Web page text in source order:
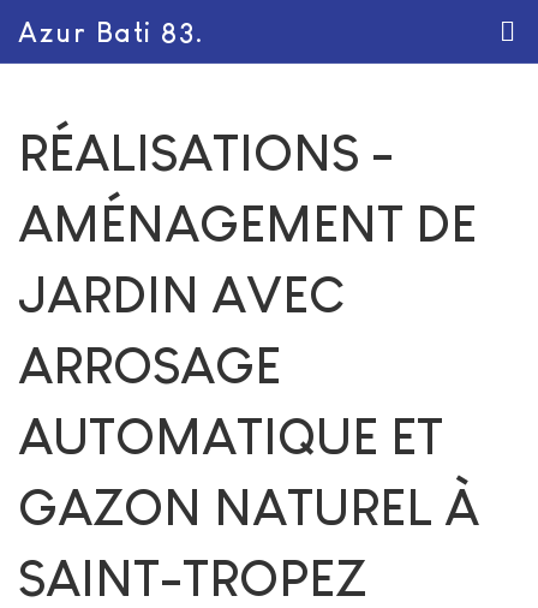
Azur Bati 83.
RÉALISATIONS -
AMÉNAGEMENT DE
JARDIN AVEC
ARROSAGE
AUTOMATIQUE ET
GAZON NATUREL À
SAINT-TROPEZ